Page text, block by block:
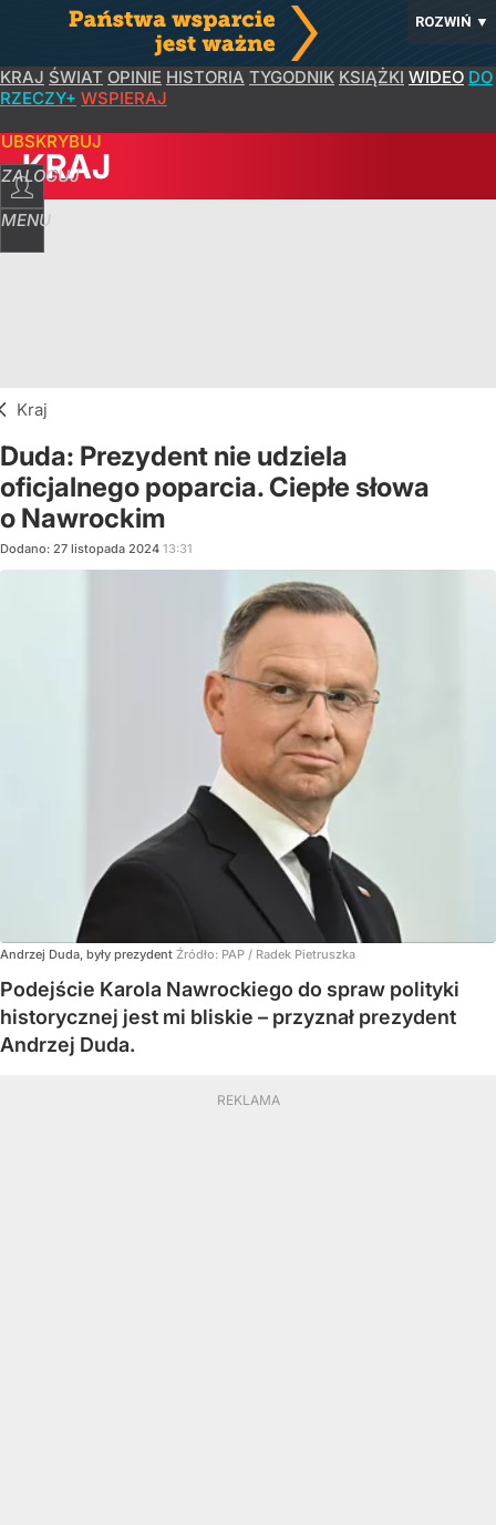
ROZWIŃ ▼
KRAJ ŚWIAT OPINIE HISTORIA TYGODNIK KSIĄŻKI WIDEO DO
RZECZY+ WSPIERAJ
ZALOGUJ
MENU
KRAJ
Kraj
Duda: Prezydent nie udziela
oficjalnego poparcia. Ciepłe słowa
o Nawrockim
Dodano: 27 listopada 2024 13:31
Andrzej Duda, były prezydent Źródło: PAP / Radek Pietruszka
Podejście Karola Nawrockiego do spraw polityki
historycznej jest mi bliskie – przyznał prezydent
Andrzej Duda.